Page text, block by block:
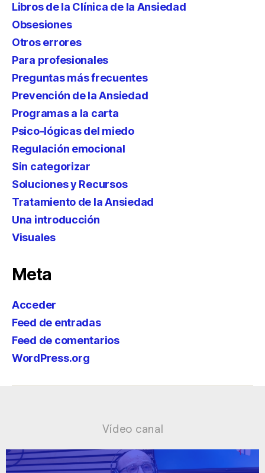
Libros de la Clínica de la Ansiedad
Obsesiones
Otros errores
Para profesionales
Preguntas más frecuentes
Prevención de la Ansiedad
Programas a la carta
Psico-lógicas del miedo
Regulación emocional
Sin categorizar
Soluciones y Recursos
Tratamiento de la Ansiedad
Una introducción
Visuales
Meta
Acceder
Feed de entradas
Feed de comentarios
WordPress.org
Vídeo canal